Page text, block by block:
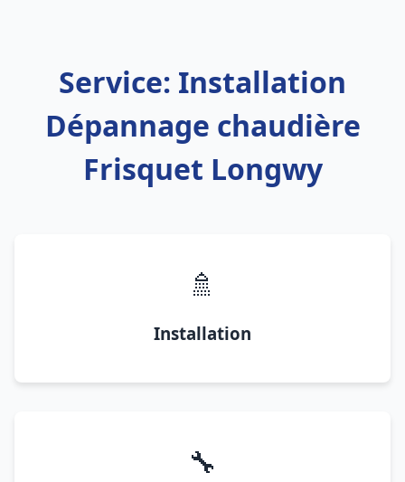
Service: Installation
Dépannage chaudière
Frisquet Longwy
🚿
Installation
🔧